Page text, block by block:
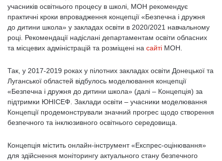
учасників освітнього процесу в школі, МОН рекомендує
практичні кроки впровадження концепції «Безпечна і дружня
до дитини школа» у закладах освіти в 2020/2021 навчальному
році. Рекомендації надіслані департаментам освіти обласних
та місцевих адміністрацій та розміщені на сайті МОН.
Так, у 2017-2019 роках у пілотних закладах освіти Донецької та
Луганської областей відбулось моделювання концепції
«Безпечна і дружня до дитини школа» (далі – Концепція) за
підтримки ЮНІСЕФ. Заклади освіти – учасники моделювання
Концепції продемонстрували значний прогрес щодо створення
безпечного та інклюзивного освітнього середовища.
Концепція містить онлайн-інструмент «Експрес-оцінювання»
для здійснення моніторингу актуального стану безпечного